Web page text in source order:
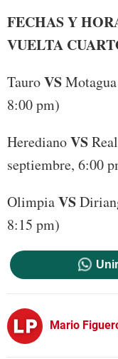
FECHAS Y
VUELTA
TauroVS
8:00 pm)
HeredianoVS
septiembre, 6:00
OlimpiaVS
8:15 pm)
Mario